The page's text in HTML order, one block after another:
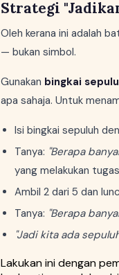
Strategi
Oleh kerana ini adalah
— bukan simbol.
Gunakan bingkai
apa sahaja. Untuk
Isi bingkai sepuluh
Tanya: "Berapa
yang melakukan
Ambil 2 dari 5 dan
Tanya: "Berapa
"Jadi kita ada
Lakukan ini dengan